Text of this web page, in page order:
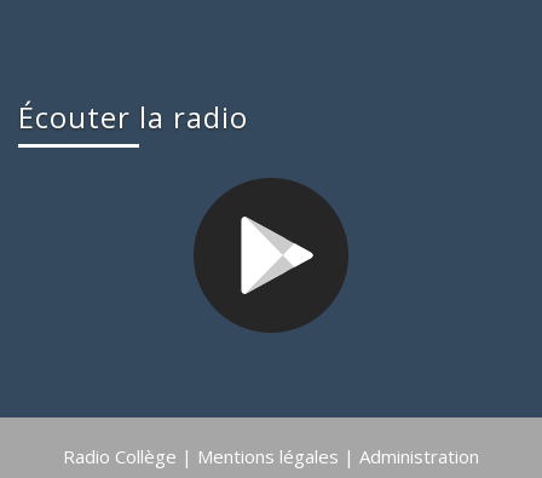
Écouter la radio
Radio Collège | Mentions légales | Administration